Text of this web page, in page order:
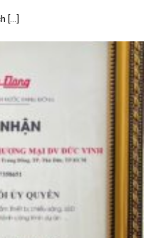
trong các phòng họp
công sở.
Đáp ứng yêu cầu khắt
chính xác đến từng
gây chói cho người
lắp đặt
đèn Spot tròn xoay
Black, bạn nên kết hợp
LED Spot chất lượng
LED PAR16 hoặc
[...]